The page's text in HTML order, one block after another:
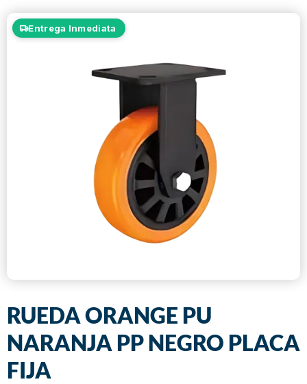
Entrega Inmediata
RUEDA ORANGE PU
NARANJA PP NEGRO PLACA
FIJA